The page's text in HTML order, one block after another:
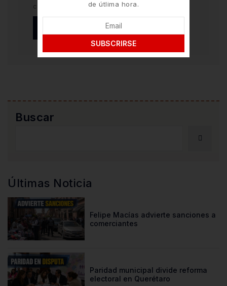
comente.
Buscar
Últimas Noticia
Felipe Macías advierte sanciones a
comerciantes
Paridad municipal divide reforma
electoral en Querétaro
de útlima hora.
SUBSCRIRSE